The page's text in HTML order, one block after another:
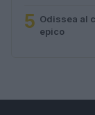
5 Odissea al
epico